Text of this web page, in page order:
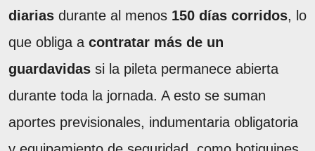
diarias durante al menos 150 días corridos, lo
que obliga a contratar más de un
guardavidas si la pileta permanece abierta
durante toda la jornada. A esto se suman
aportes previsionales, indumentaria obligatoria